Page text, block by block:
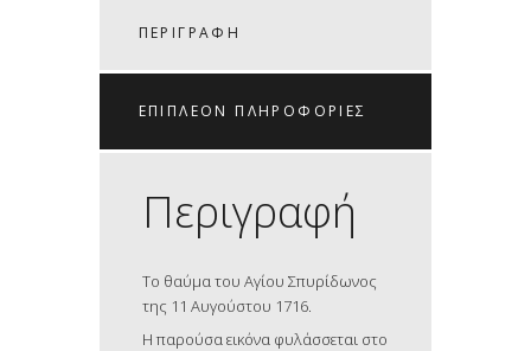
ΠΕΡΙΓΡΑΦΉ
ΕΠΙΠΛΈΟΝ ΠΛΗΡΟΦΟΡΊΕΣ
Περιγραφή
Το θαύμα του Αγίου Σπυρίδωνος
της 11 Αυγούστου 1716.
Η παρούσα εικόνα φυλάσσεται στο